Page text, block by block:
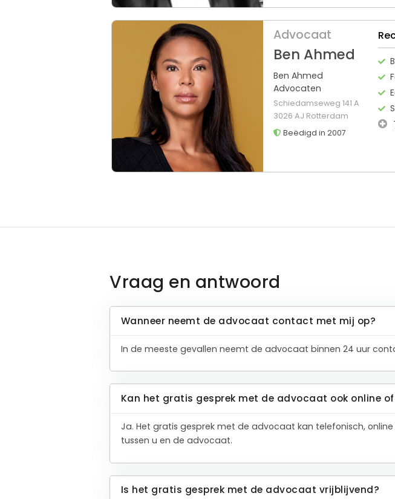
Advocaat
Ben Ahmed
Ben Ahmed
Advocaten
Schiedamseweg 141 A
3026 AJ Rotterdam
Beëdigd in 2007
Vraag en antwoord
Wanneer neemt de advocaat contact met mij op?
In de meeste gevallen neemt de advocaat binnen 24 uur
Kan het gratis gesprek met de advocaat ook online
Ja. Het gratis gesprek met de advocaat kan telefonisch,
tussen u en de advocaat.
Is het gratis gesprek met de advocaat vrijblijvend?